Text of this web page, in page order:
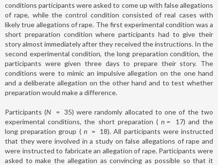
conditions participants were asked to come up with false allegations
of rape, while the control condition consisted of real cases with
likely true allegations of rape. The first experimental condition was a
short preparation condition where participants had to give their
story almost immediately after they received the instructions. In the
second experimental condition, the long preparation condition, the
participants were given three days to prepare their story. The
conditions were to mimic an impulsive allegation on the one hand
and a deliberate allegation on the other hand and to test whether
preparation would make a difference.
Participants (N = 35) were randomly allocated to one of the two
experimental conditions, the short preparation (n =
17) and the
long preparation group ( n =
18). All participants were instructed
that they were involved in a study on false allegations of rape and
were instructed to fabricate an allegation of rape. Participants were
asked to make the allegation as convincing as possible so that it